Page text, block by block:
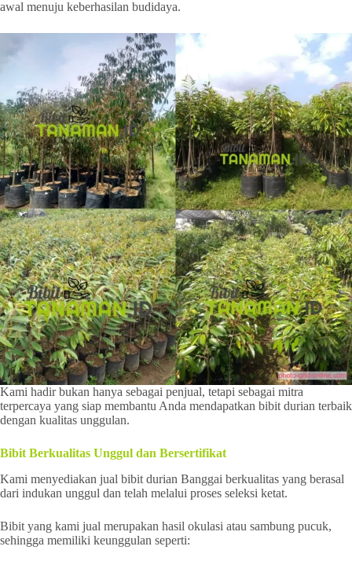
awal menuju keberhasilan budidaya.
Kami hadir bukan hanya sebagai penjual, tetapi sebagai mitra
terpercaya yang siap membantu Anda mendapatkan bibit durian terbaik
dengan kualitas unggulan.
Bibit Berkualitas Unggul dan Bersertifikat
Kami menyediakan jual bibit durian Banggai berkualitas yang berasal
dari indukan unggul dan telah melalui proses seleksi ketat.
Bibit yang kami jual merupakan hasil okulasi atau sambung pucuk,
sehingga memiliki keunggulan seperti: